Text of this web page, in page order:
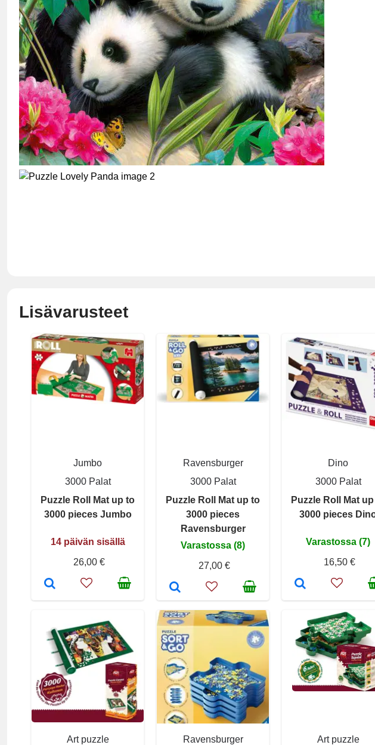
Lisävarusteet
Jumbo
3000 Palat
Puzzle Roll Mat up to
3000 pieces Jumbo
14 päivän sisällä
26,00 €
Ravensburger
3000 Palat
Puzzle Roll Mat up to
3000 pieces
Ravensburger
Varastossa (8)
27,00 €
Dino
3000 Palat
Puzzle Roll Mat
3000 pieces
Varastossa (7)
16,50 €
Art puzzle
Ravensburger Art puzzle